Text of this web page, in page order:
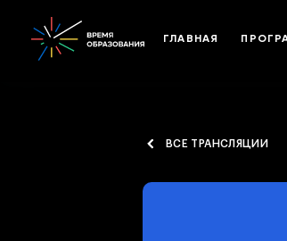
ГЛАВНАЯ
ВСЕ ТРАНСЛЯЦИИ